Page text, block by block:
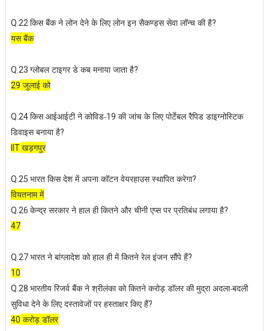
Q.22 किस बैंक ने लोन देने के लिए लोन इन सैकण्ड्स सेवा लॉन्च की है?
यस बैंक
Q.23 ग्लोबल टाइगर डे कब मनाया जाता है?
29 जुलाई को
Q.24किस आईआईटी ने कोविड-19 की जांच के लिए पोर्टेबल रैपिड डाइग्नोस्टिक
डिवाइस बनाया है?
IITखड़गपुर
Q.25 भारत किस देश में अपना कॉटन वेयरहाउस स्थापित करेगा?
वियतनाम में
Q.26 केन्द्र सरकार ने हाल ही कितने और चीनी एप्स पर प्रतिबंध लगाया है?
47
Q.27भारत ने बांग्लादेश को हाल ही में कितने रेल इंजन सौंपे हैं?
10
Q.28 भारतीय रिजर्व बैंक ने श्रीलंका को कितने करोड़ डॉलर की मुद्रा अदला-बदली
सुविधा देने के लिए दस्तावेजों पर हस्ताक्षर किए हैं?
40 करोड़ डॉलर